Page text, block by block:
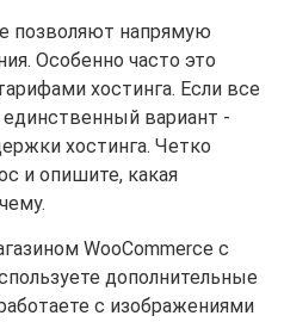
позволяют напрямую
Особенно часто это
хостинга. Если все
вариант -
хостинга. Четко
и опишите, какая
WooCommerce с
дополнительные
с изображениями